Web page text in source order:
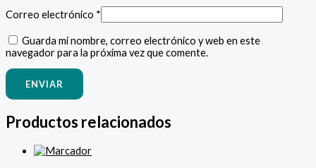
Correo electrónico *
Guarda mi nombre, correo electrónico y web en este
navegador para la próxima vez que comente.
Productos relacionados